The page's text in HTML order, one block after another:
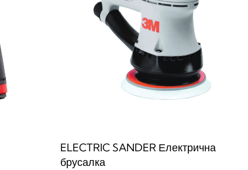
ELECTRIC SANDER Електрична
брусалка